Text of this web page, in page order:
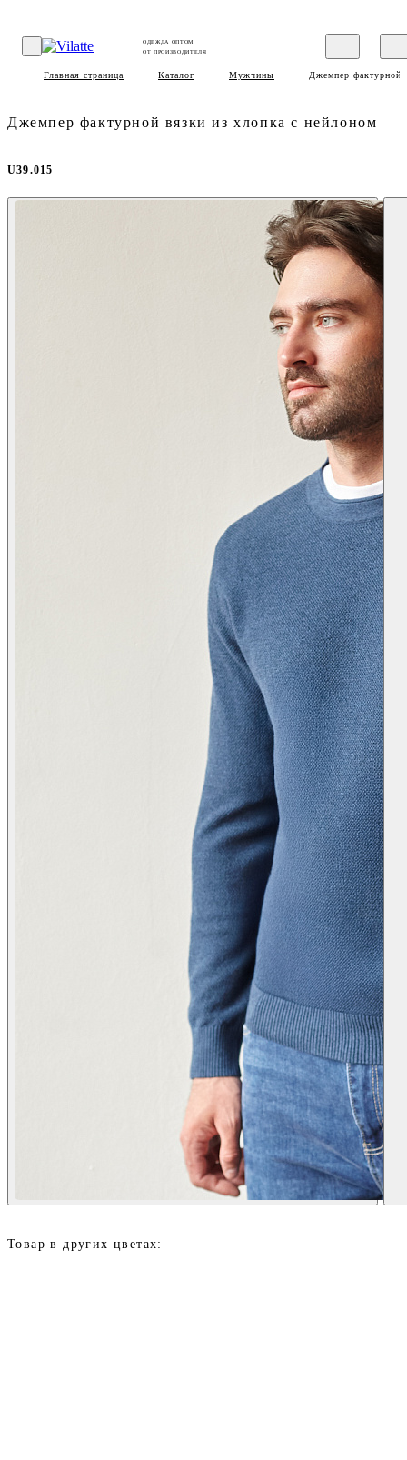
ОДЕЖДА ОПТОМ
ОТ ПРОИЗВОДИТЕЛЯ
Главная страница Каталог Мужчины Джемпер фактурной
Джемпер фактурной вязки из хлопка с нейлоном
U39.015
Товар в других цветах: